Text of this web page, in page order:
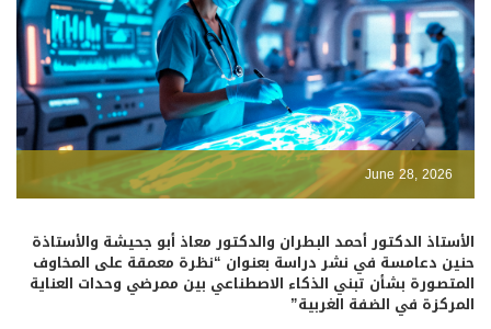
June 28, 2026
الأستاذ الدكتور أحمد البطران والدكتور معاذ أبو جحيشة والأستاذة
حنين دعامسة في نشر دراسة بعنوان “نظرة معمقة على المخاوف
المتصورة بشأن تبني الذكاء الاصطناعي بين ممرضي وحدات العناية
المركزة في الضفة الغربية”